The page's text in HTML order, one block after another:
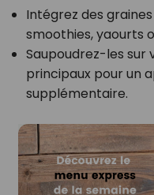
Intégrez des
smoothies, yaourts
Saupoudrez-les sur
principaux pour un
supplémentaire.